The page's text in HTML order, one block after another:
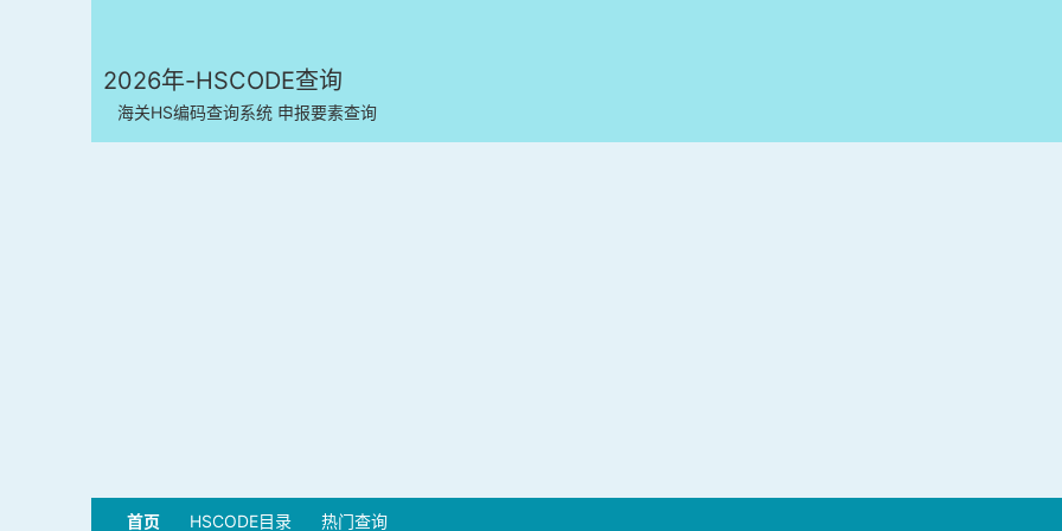
2026年-HSCODE查询
海关HS编码查询系统 申报要素查询
首页 HSCODE目录 热门查询